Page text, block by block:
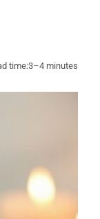
time:3–4 minutes